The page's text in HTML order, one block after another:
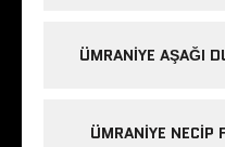
ÜMRANIYE AŞAĞI
ÜMRANIYE NECIP